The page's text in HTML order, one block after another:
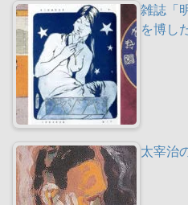
雑誌「
を博し
太宰治